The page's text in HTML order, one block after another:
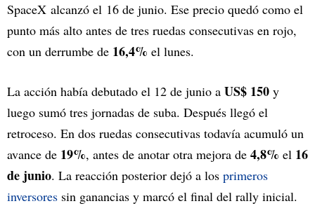
SpaceX alcanzó el 16 de junio. Ese precio quedó como el
punto más alto antes de tres ruedas consecutivas en rojo,
con un derrumbe de 16,4% el lunes.
La acción había debutado el 12 de junio a US$ 150 y
luego sumó tres jornadas de suba. Después llegó el
retroceso. En dos ruedas consecutivas todavía acumuló un
avance de 19%, antes de anotar otra mejora de 4,8% el 16
de junio. La reacción posterior dejó a los primeros
inversores sin ganancias y marcó el final del rally inicial.